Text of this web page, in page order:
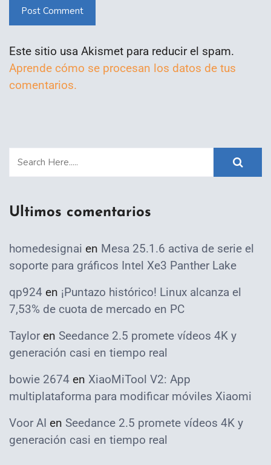
Post Comment
Este sitio usa Akismet para reducir el spam.
Aprende cómo se procesan los datos de tus
comentarios.
Ultimos comentarios
homedesignai en Mesa 25.1.6 activa de serie el
soporte para gráficos Intel Xe3 Panther Lake
qp924 en ¡Puntazo histórico! Linux alcanza el
7,53% de cuota de mercado en PC
Taylor en Seedance 2.5 promete vídeos 4K y
generación casi en tiempo real
bowie 2674 en XiaoMiTool V2: App
multiplataforma para modificar móviles Xiaomi
Voor AI en Seedance 2.5 promete vídeos 4K y
generación casi en tiempo real